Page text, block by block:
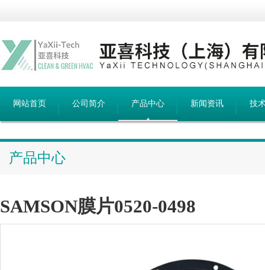
网站首页 公司简介 产品中心 新闻资讯 技
产品中心
SAMSON膜片0520-0498